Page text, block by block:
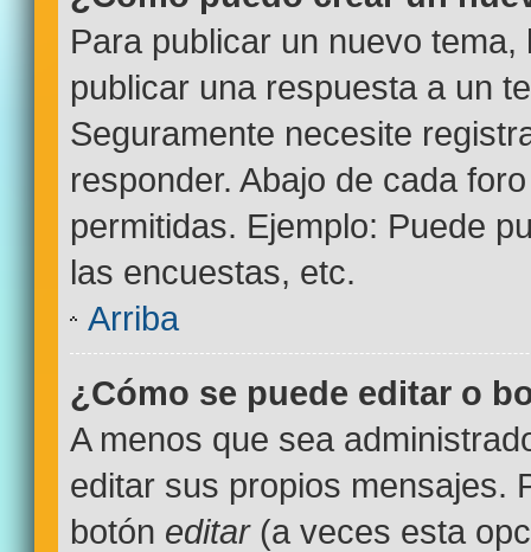
Para publicar un nuevo
publicar una respuesta a un
Seguramente necesite
responder. Abajo de cada
permitidas. Ejemplo: Puede
las encuestas, etc.
Arriba
¿Cómo se puede editar o
A menos que sea
editar sus propios mensajes.
botón editar(a veces esta